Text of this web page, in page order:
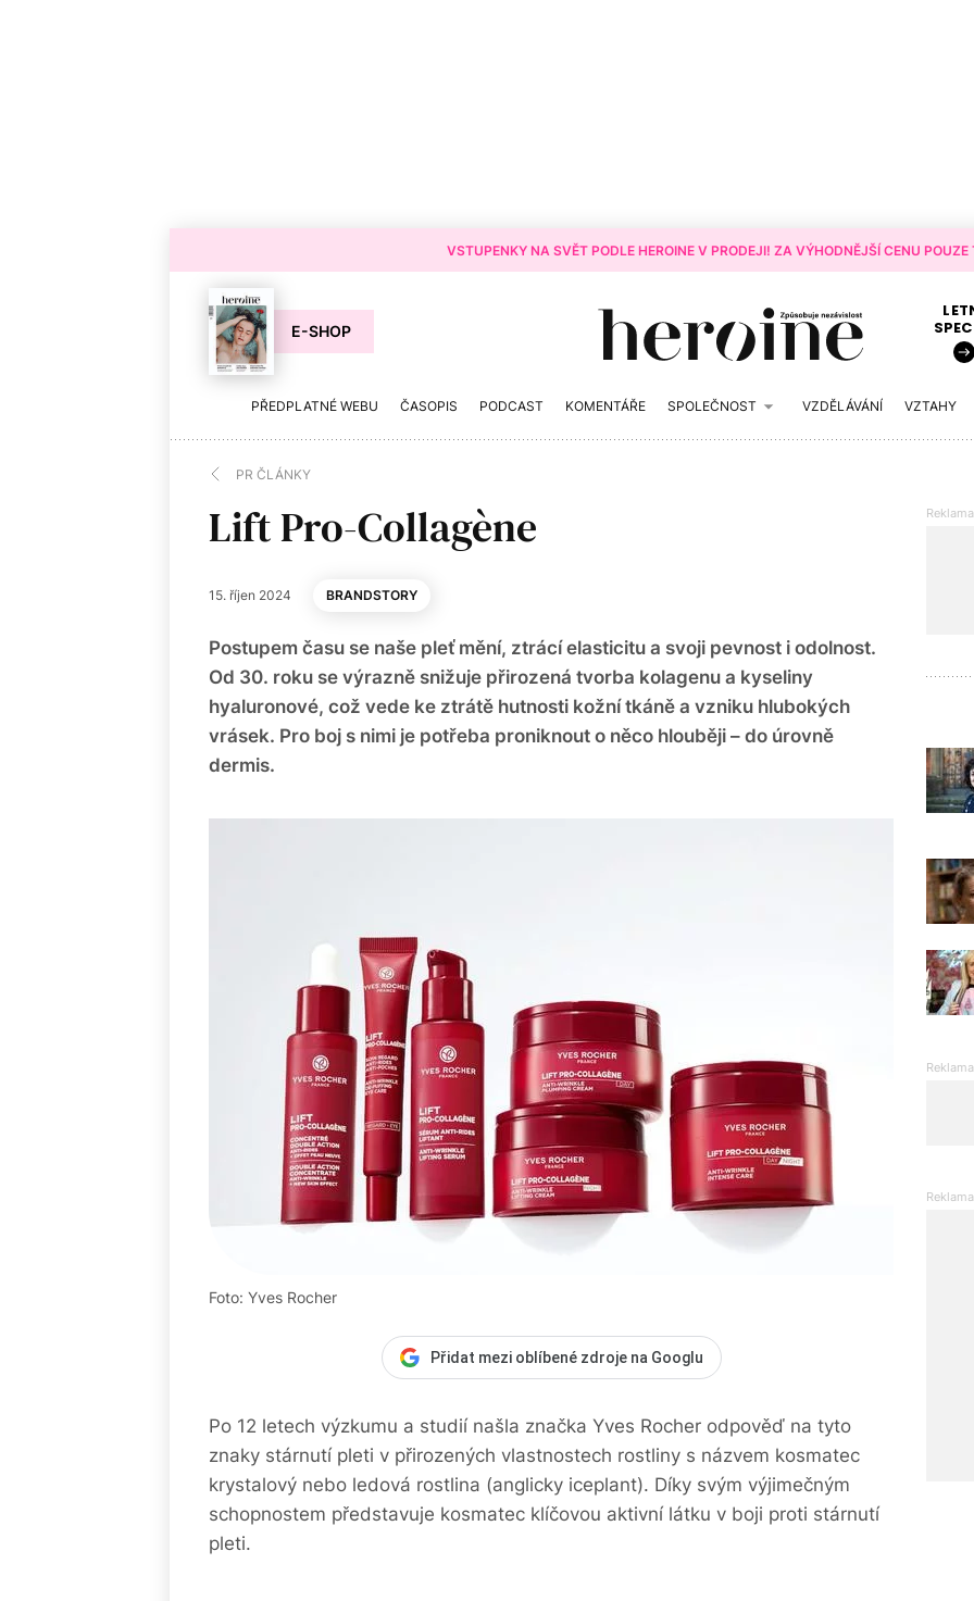
VSTUPENKY NA SVĚT PODLE HEROINE V PRODEJI! ZA VÝHODNĚJŠÍ CENU
E-SHOP
PŘEDPLATNÉ WEBU ČASOPIS PODCAST KOMENTÁŘE SPOLEČNOST VZDĚLÁVÁNÍ VZTAHY
PR ČLÁNKY
Lift Pro-Collagène
15. říjen 2024 BRANDSTORY
Postupem času se naše pleť mění, ztrácí elasticitu a svoji pevnost i odolnost.
Od 30. roku se výrazně snižuje přirozená tvorba kolagenu a kyseliny
hyaluronové, což vede ke ztrátě hutnosti kožní tkáně a vzniku hlubokých
vrásek. Pro boj s nimi je potřeba proniknout o něco hlouběji – do úrovně
dermis.
Foto: Yves Rocher
Přidat mezi oblíbené zdroje na Googlu
Po 12 letech výzkumu a studií našla značka Yves Rocher odpověď na tyto
znaky stárnutí pleti v přirozených vlastnostech rostliny s názvem kosmatec
krystalový nebo ledová rostlina (anglicky iceplant). Díky svým výjimečným
schopnostem představuje kosmatec klíčovou aktivní látku v boji proti stárnutí
pleti.